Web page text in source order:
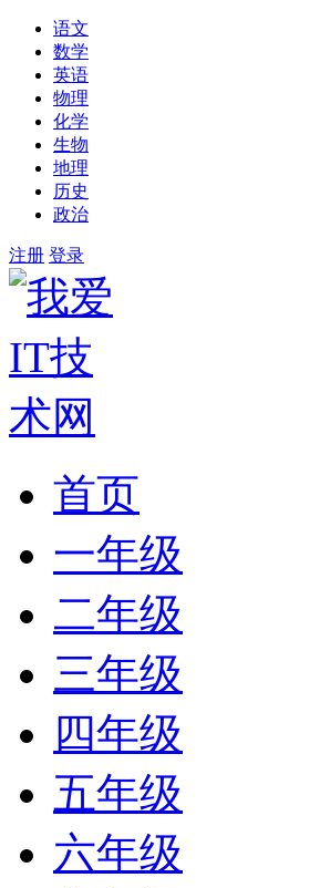
语文
数学
英语
物理
化学
生物
地理
历史
政治
注册 登录
首页
一年级
二年级
三年级
四年级
五年级
六年级